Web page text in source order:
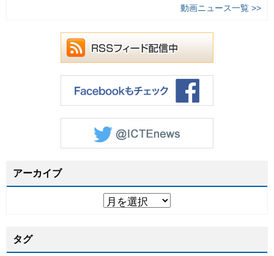
動画ニュース一覧 >>
アーカイブ
タグ